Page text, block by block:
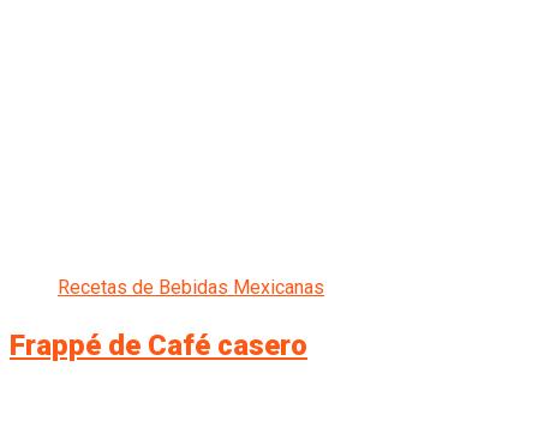
Recetas de Bebidas Mexicanas
Frappé de Café casero